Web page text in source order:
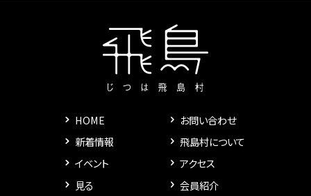
HOME
新着情報
イベント
見る
お問い合わせ
飛島村について
アクセス
会員紹介